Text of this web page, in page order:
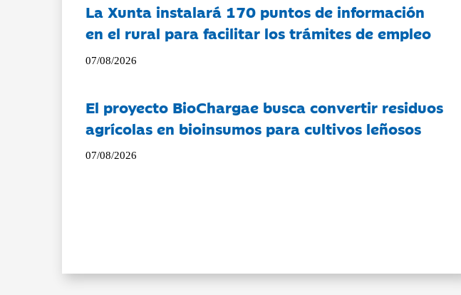
La Xunta instalará 170 puntos de información
en el rural para facilitar los trámites de empleo
07/08/2026
El proyecto BioChargae busca convertir residuos
agrícolas en bioinsumos para cultivos leñosos
07/08/2026